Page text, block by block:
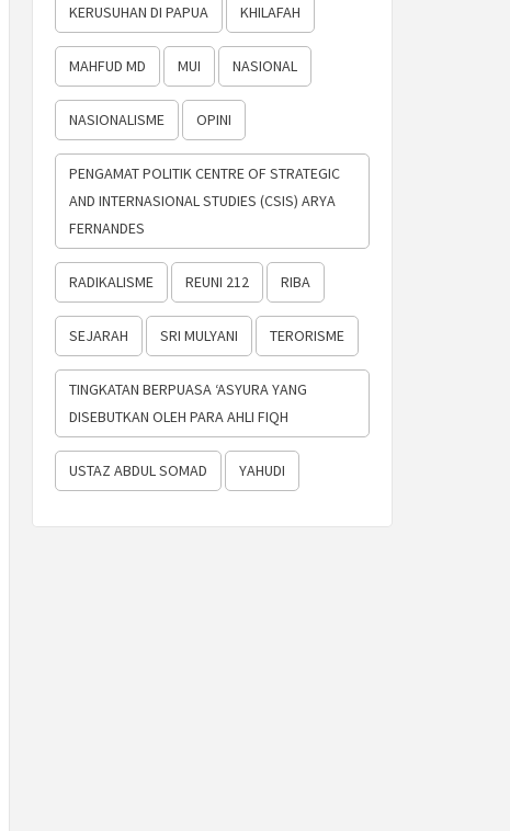
KERUSUHAN DI PAPUA KHILAFAH
MAHFUD MD MUI NASIONAL
NASIONALISME OPINI
PENGAMAT POLITIK CENTRE OF STRATEGIC
AND INTERNASIONAL STUDIES (CSIS) ARYA
FERNANDES
RADIKALISME REUNI 212 RIBA
SEJARAH SRI MULYANI TERORISME
TINGKATAN BERPUASA ‘ASYURA YANG
DISEBUTKAN OLEH PARA AHLI FIQH
USTAZ ABDUL SOMAD YAHUDI